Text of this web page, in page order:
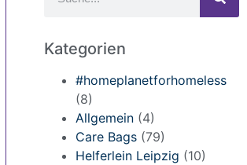
Kategorien
#homeplanetforhomeless
(8)
Allgemein (4)
Care Bags (79)
Helferlein Leipzig (10)